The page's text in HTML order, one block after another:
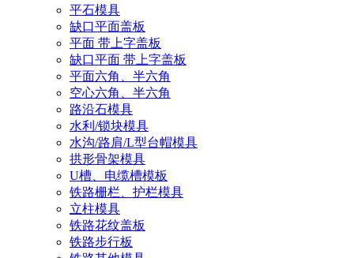
平石模具
缺口平面盖板
平面 带上字盖板
缺口平面 带上字盖板
平面六角、半六角
空心六角、半六角
路沿石模具
水利/锁块模具
水沟/路肩/L型台帽模具
拱形骨架模具
U槽、电缆槽模板
铁路栅栏、护栏模具
立柱模具
铁路花纹盖板
铁路步行板